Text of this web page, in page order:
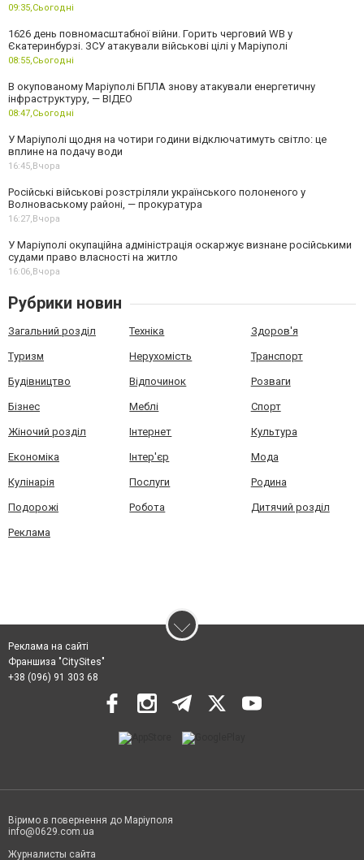
09:35,Сьогодні
1626 день повномасштабної війни. Горить черговий WB у
Єкатеринбурзі. ЗСУ атакували військові цілі у Маріуполі
08:55,Сьогодні
В окупованому Маріуполі БПЛА знову атакували енергетичну
інфраструктуру, — ВІДЕО
08:47,Сьогодні
У Маріуполі щодня на чотири години відключатимуть світло: це
вплине на подачу води
16:45,Вчора
Російські військові розстріляли українського полоненого у
Волноваському районі, — прокуратура
16:27,Вчора
У Маріуполі окупаційна адміністрація оскаржує визнане російськими
судами право власності на житло
16:06,Вчора
Рубрики новин
Загальний розділ Техніка Здоров'я
Туризм Нерухомість Транспорт
Будівництво Відпочинок Розваги
Бізнес Меблі Спорт
Жіночий розділ Інтернет Культура
Економіка Інтер'єр Мода
Кулінарія Послуги Родина
Подорожі Робота Дитячий розділ
Реклама
Реклама на сайті
Франшиза "CitySites"
+38 (096) 91 303 68
Віримо в повернення до Маріуполя
info@0629.com.ua
Журналисты сайта